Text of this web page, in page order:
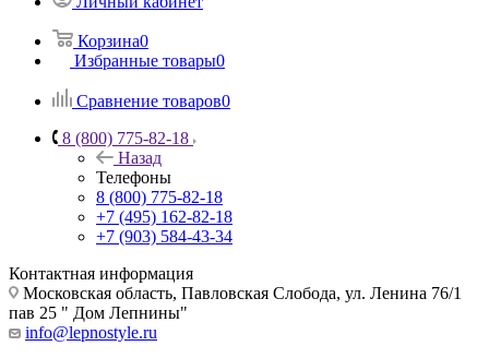
Корзина0
Избранные товары0
Сравнение товаров0
8 (800) 775-82-18
Назад
Телефоны
8 (800) 775-82-18
+7 (495) 162-82-18
+7 (903) 584-43-34
Контактная информация
Московская область, Павловская Слобода, ул. Ленина 76/1
пав 25 " Дом Лепнины"
info@lepnostyle.ru